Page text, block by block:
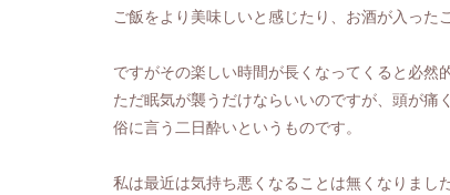
ご飯をより美味しいと感じたり、お酒が入った
ですがその楽しい時間が長くなってくると必然
ただ眠気が襲うだけならいいのですが、頭が痛
俗に言う二日酔いというものです。
私は最近は気持ち悪くなることは無くなりまし